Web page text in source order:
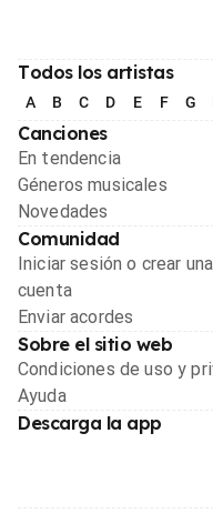
Todos los artistas
A B C D E F G
Canciones
En tendencia
Géneros musicales
Novedades
Comunidad
Iniciar sesión o crear una
cuenta
Enviar acordes
Sobre el sitio web
Condiciones de uso y
Ayuda
Descarga la app